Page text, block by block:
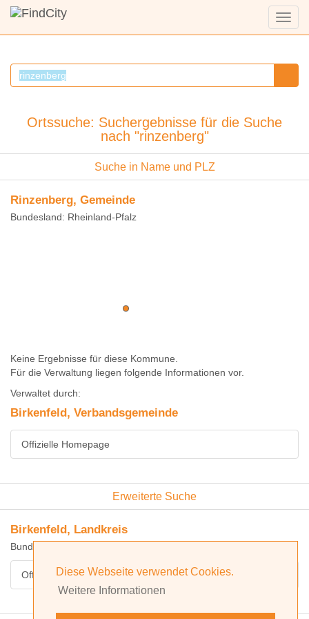
Diese Webseite verwendet Cookies.
Weitere Informationen
Menü
Ortssuche: Suchergebnisse für die Suche
nach "rinzenberg"
Suche in Name und PLZ
Rinzenberg, Gemeinde
Bundesland: Rheinland-Pfalz
Keine Ergebnisse für diese Kommune.
Für die Verwaltung liegen folgende Informationen vor.
Verwaltet durch:
Birkenfeld, Verbandsgemeinde
Offizielle Homepage
Erweiterte Suche
Birkenfeld, Landkreis
Bundesland: Rheinland-Pfalz
Offizielle Homepage